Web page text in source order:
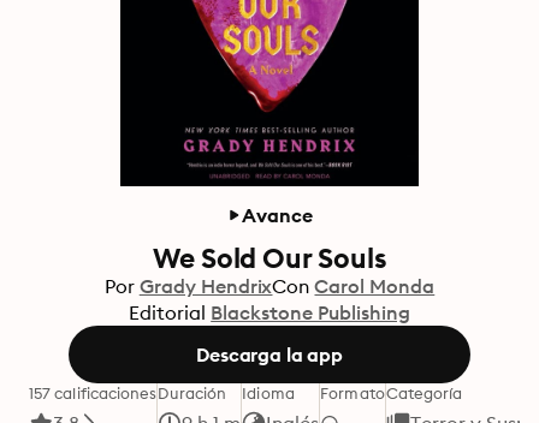
Avance
We Sold Our Souls
Por Grady HendrixCon Carol Monda
Editorial Blackstone Publishing
Descarga la app
157 calificacionesDuración Idioma FormatoCategoría